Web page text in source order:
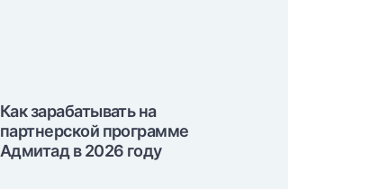
Как зарабатывать на
партнерской программе
Адмитад в 2026 году